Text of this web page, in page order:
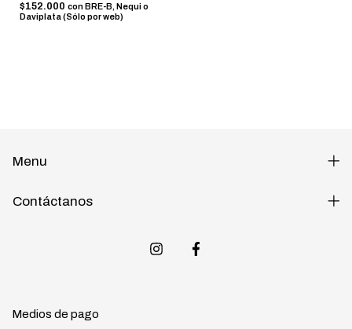
$152.000 con BRE-B, Nequi o
Daviplata (Sólo por web)
Menu
Contáctanos
Medios de pago